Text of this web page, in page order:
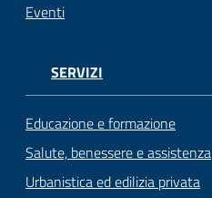
Eventi
SERVIZI
Educazione e formazione
Salute, benessere e assistenza
Urbanistica ed edilizia privata